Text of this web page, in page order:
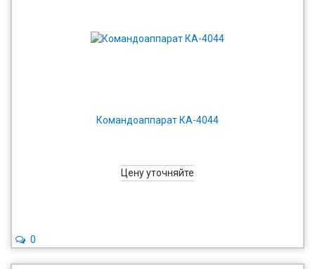
Командоаппарат КА-4044
Цену уточняйте
0